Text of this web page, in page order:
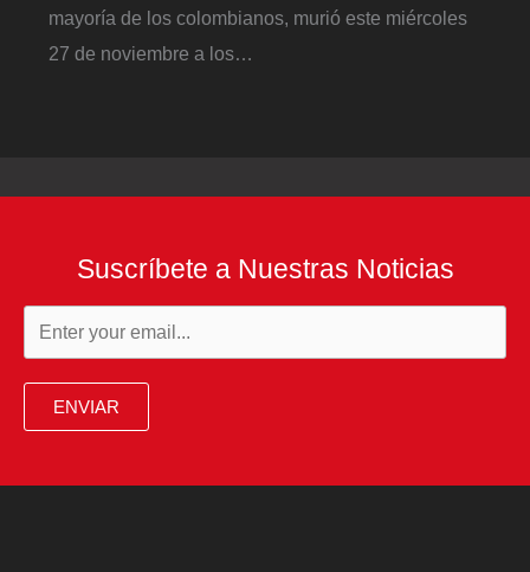
mayoría de los colombianos, murió este miércoles
27 de noviembre a los…
Suscríbete a Nuestras Noticias
ENVIAR